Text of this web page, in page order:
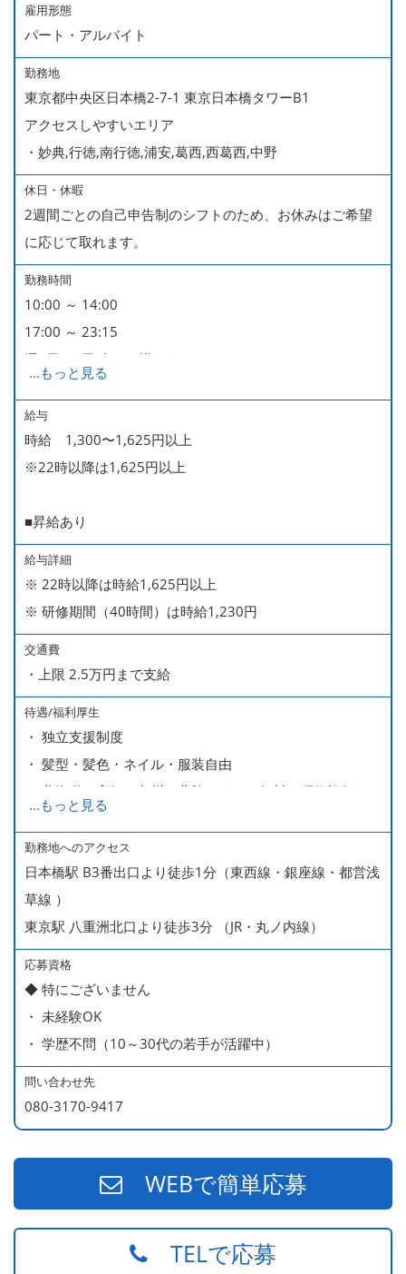
雇用形態
パート・アルバイト
勤務地
東京都中央区日本橋2-7-1 東京日本橋タワーB1
アクセスしやすいエリア
・妙典,行徳,南行徳,浦安,葛西,西葛西,中野
休日・休暇
2週間ごとの自己申告制のシフトのため、お休みはご希望
に応じて取れます。
勤務時間
10:00 ～ 14:00
17:00 ～ 23:15
週2日・1日4h～で構いません。
■時短勤務制度あり
...もっと見る
給与
時給 1,300〜1,625円以上
※22時以降は1,625円以上
■昇給あり
給与詳細
※ 22時以降は時給1,625円以上
※ 研修期間（40時間）は時給1,230円
交通費
・上限 2.5万円まで支給
待遇/福利厚生
・ 独立支援制度
・ 髪型・髪色・ネイル・服装自由
・ 北海道や高知、九州、北陸などへの無料の研修旅行あり
ます
・ 無料の美味しい まかない食 あり
...もっと見る
勤務地へのアクセス
日本橋駅 B3番出口より徒歩1分（東西線・銀座線・都営浅
草線 ）
東京駅 八重洲北口より徒歩3分 （JR・丸ノ内線）
応募資格
◆ 特にございません
・ 未経験OK
・ 学歴不問（10～30代の若手が活躍中）
問い合わせ先
080-3170-9417
WEBで簡単応募
TELで応募